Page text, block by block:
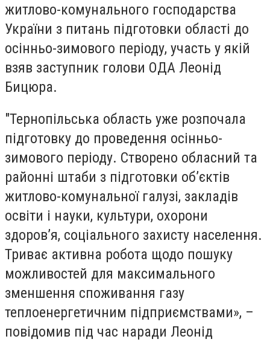
житлово-комунального господарства
України з питань підготовки області до
осінньо-зимового періоду, участь у якій
взяв заступник голови ОДА Леонід
Бицюра.
"Тернопільська область уже розпочала
підготовку до проведення осінньо-
зимового періоду. Створено обласний та
районні штаби з підготовки об’єктів
житлово-комунальної галузі, закладів
освіти і науки, культури, охорони
здоров’я, соціального захисту населення.
Триває активна робота щодо пошуку
можливостей для максимального
зменшення споживання газу
теплоенергетичним підприємствами», –
повідомив під час наради Леонід